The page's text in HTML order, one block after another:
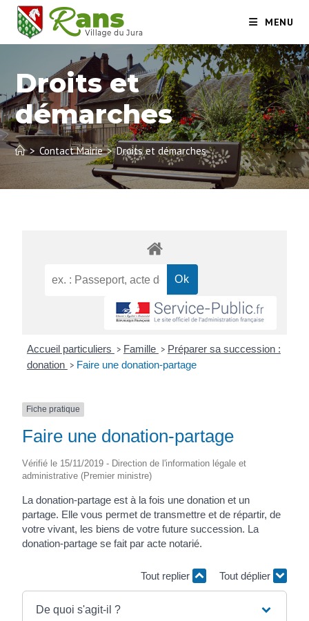
MENU
Droits et
démarches
> Contact Mairie > Droits et démarches
Accueil particuliers > Famille > Préparer sa succession :
donation > Faire une donation-partage
Fiche pratique
Faire une donation-partage
Vérifié le 15/11/2019 - Direction de l'information légale et
administrative (Premier ministre)
La donation-partage est à la fois une donation et un
partage. Elle vous permet de transmettre et de répartir, de
votre vivant, les biens de votre future succession. La
donation-partage se fait par acte notarié.
Tout replier Tout déplier
De quoi s'agit-il ?